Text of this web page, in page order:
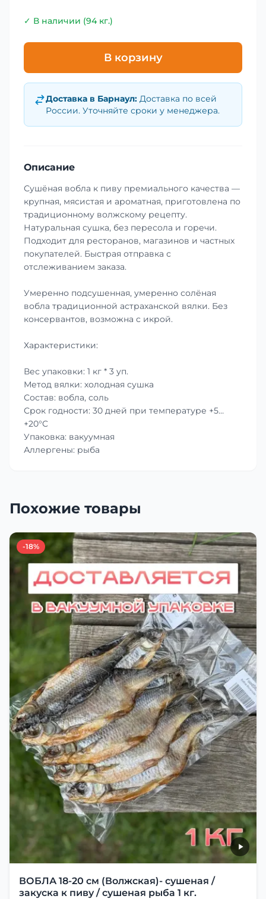
✓ В наличии (94 кг.)
В корзину
Доставка в Барнаул: Доставка по всей
России. Уточняйте сроки у менеджера.
Описание
Сушёная вобла к пиву премиального качества —
крупная, мясистая и ароматная, приготовлена по
традиционному волжскому рецепту.
Натуральная сушка, без пересола и горечи.
Подходит для ресторанов, магазинов и частных
покупателей. Быстрая отправка с
отслеживанием заказа.
Умеренно подсушенная, умеренно солёная
вобла традиционной астраханской вялки. Без
консервантов, возможна с икрой.
Характеристики:
Вес упаковки: 1 кг * 3 уп.
Метод вялки: холодная сушка
Состав: вобла, соль
Срок годности: 30 дней при температуре +5…
+20°C
Упаковка: вакуумная
Аллергены: рыба
Похожие товары
-18%
ВОБЛА 18-20 см (Волжская)- сушеная /
закуска к пиву / сушеная рыба 1 кг.